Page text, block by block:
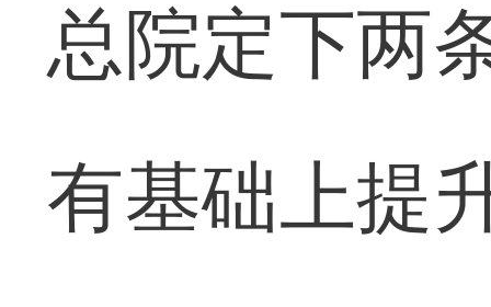
总院定下两
有基础上提